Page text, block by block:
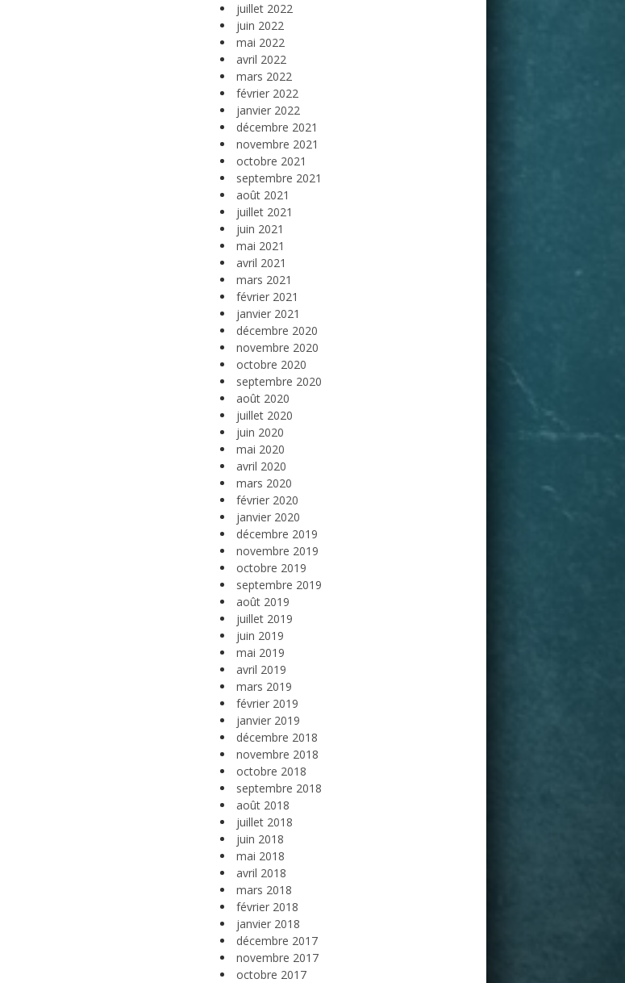
juillet 2022
juin 2022
mai 2022
avril 2022
mars 2022
février 2022
janvier 2022
décembre 2021
novembre 2021
octobre 2021
septembre 2021
août 2021
juillet 2021
juin 2021
mai 2021
avril 2021
mars 2021
février 2021
janvier 2021
décembre 2020
novembre 2020
octobre 2020
septembre 2020
août 2020
juillet 2020
juin 2020
mai 2020
avril 2020
mars 2020
février 2020
janvier 2020
décembre 2019
novembre 2019
octobre 2019
septembre 2019
août 2019
juillet 2019
juin 2019
mai 2019
avril 2019
mars 2019
février 2019
janvier 2019
décembre 2018
novembre 2018
octobre 2018
septembre 2018
août 2018
juillet 2018
juin 2018
mai 2018
avril 2018
mars 2018
février 2018
janvier 2018
décembre 2017
novembre 2017
octobre 2017